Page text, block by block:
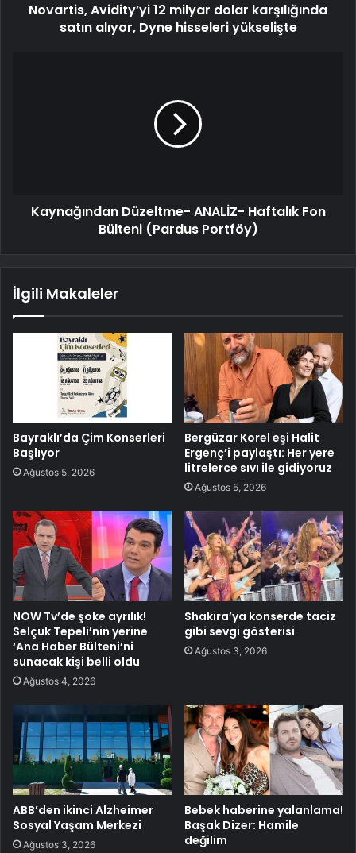
Novartis, Avidity’yi 12 milyar dolar karşılığında
satın alıyor, Dyne hisseleri yükselişte
Kaynağından Düzeltme- ANALİZ- Haftalık Fon
Bülteni (Pardus Portföy)
İlgili Makaleler
Bayraklı’da Çim Konserleri
Başlıyor
Ağustos 5, 2026
Bergüzar Korel eşi Halit
Ergenç’i paylaştı: Her yere
litrelerce sıvı ile gidiyoruz
Ağustos 5, 2026
NOW Tv’de şoke ayrılık!
Selçuk Tepeli’nin yerine
‘Ana Haber Bülteni’ni
sunacak kişi belli oldu
Ağustos 4, 2026
Shakira’ya konserde taciz
gibi sevgi gösterisi
Ağustos 3, 2026
ABB’den ikinci Alzheimer
Sosyal Yaşam Merkezi
Ağustos 3, 2026
Bebek haberine yalanlama!
Başak Dizer: Hamile
değilim